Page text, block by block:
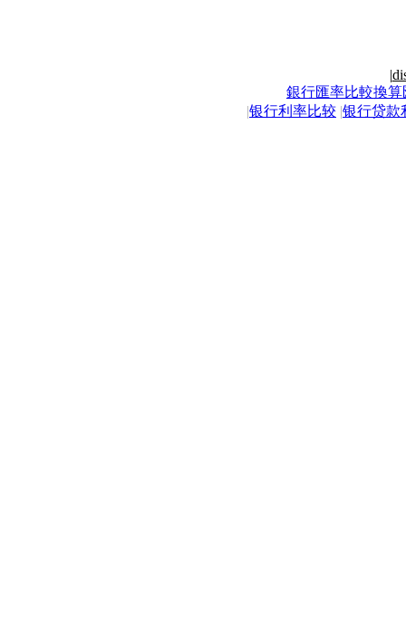
|
銀行匯率比較換算
|银行利率比较 |银行贷款